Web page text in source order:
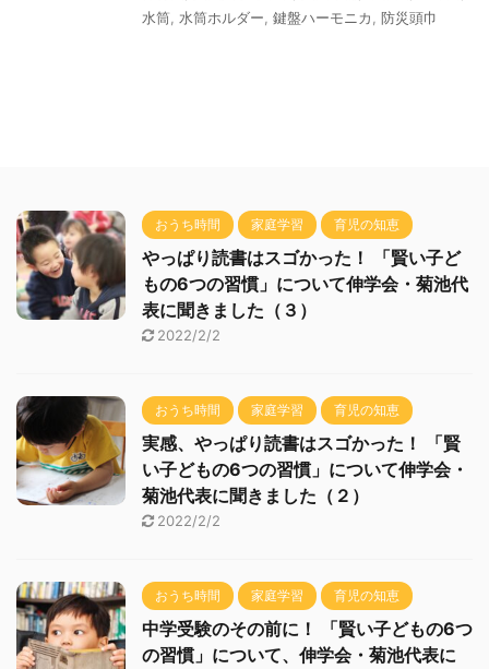
水筒
水筒ホルダー 鍵盤ハーモニカ 防災頭巾
おうち時間 家庭学習 育児の知恵
やっぱり読書はスゴかった！ 「賢い子ど
もの6つの習慣」について伸学会・菊池代
表に聞きました（３）
2022/2/2
おうち時間 家庭学習 育児の知恵
実感、やっぱり読書はスゴかった！ 「賢
い子どもの6つの習慣」について伸学会・
菊池代表に聞きました（２）
2022/2/2
おうち時間 家庭学習 育児の知恵
中学受験のその前に！ 「賢い子どもの6つ
の習慣」について、伸学会・菊池代表に